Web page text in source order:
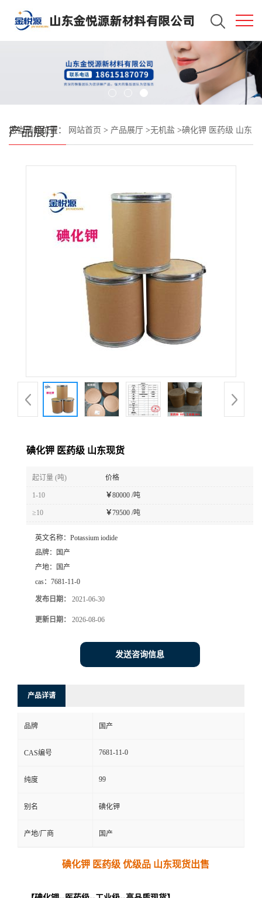
产品展厅
您当前的位置： 网站首页 > 产品展厅 >无机盐 >碘化钾 医药级 山东
碘化钾 医药级 山东现货
起订量 (吨) 价格
1-10 ￥80000 /吨
≥10 ￥79500 /吨
英文名称： Potassium iodide
品牌：
国产
产地：
国产
cas： 7681-11-0
发布日期： 2021-06-30
更新日期： 2026-08-06
发送咨询信息
产品详请
品牌 国产
CAS编号 7681-11-0
纯度 99
别名 碘化钾
产地/厂商 国产
碘化钾 医药级 优级品 山东现货出售